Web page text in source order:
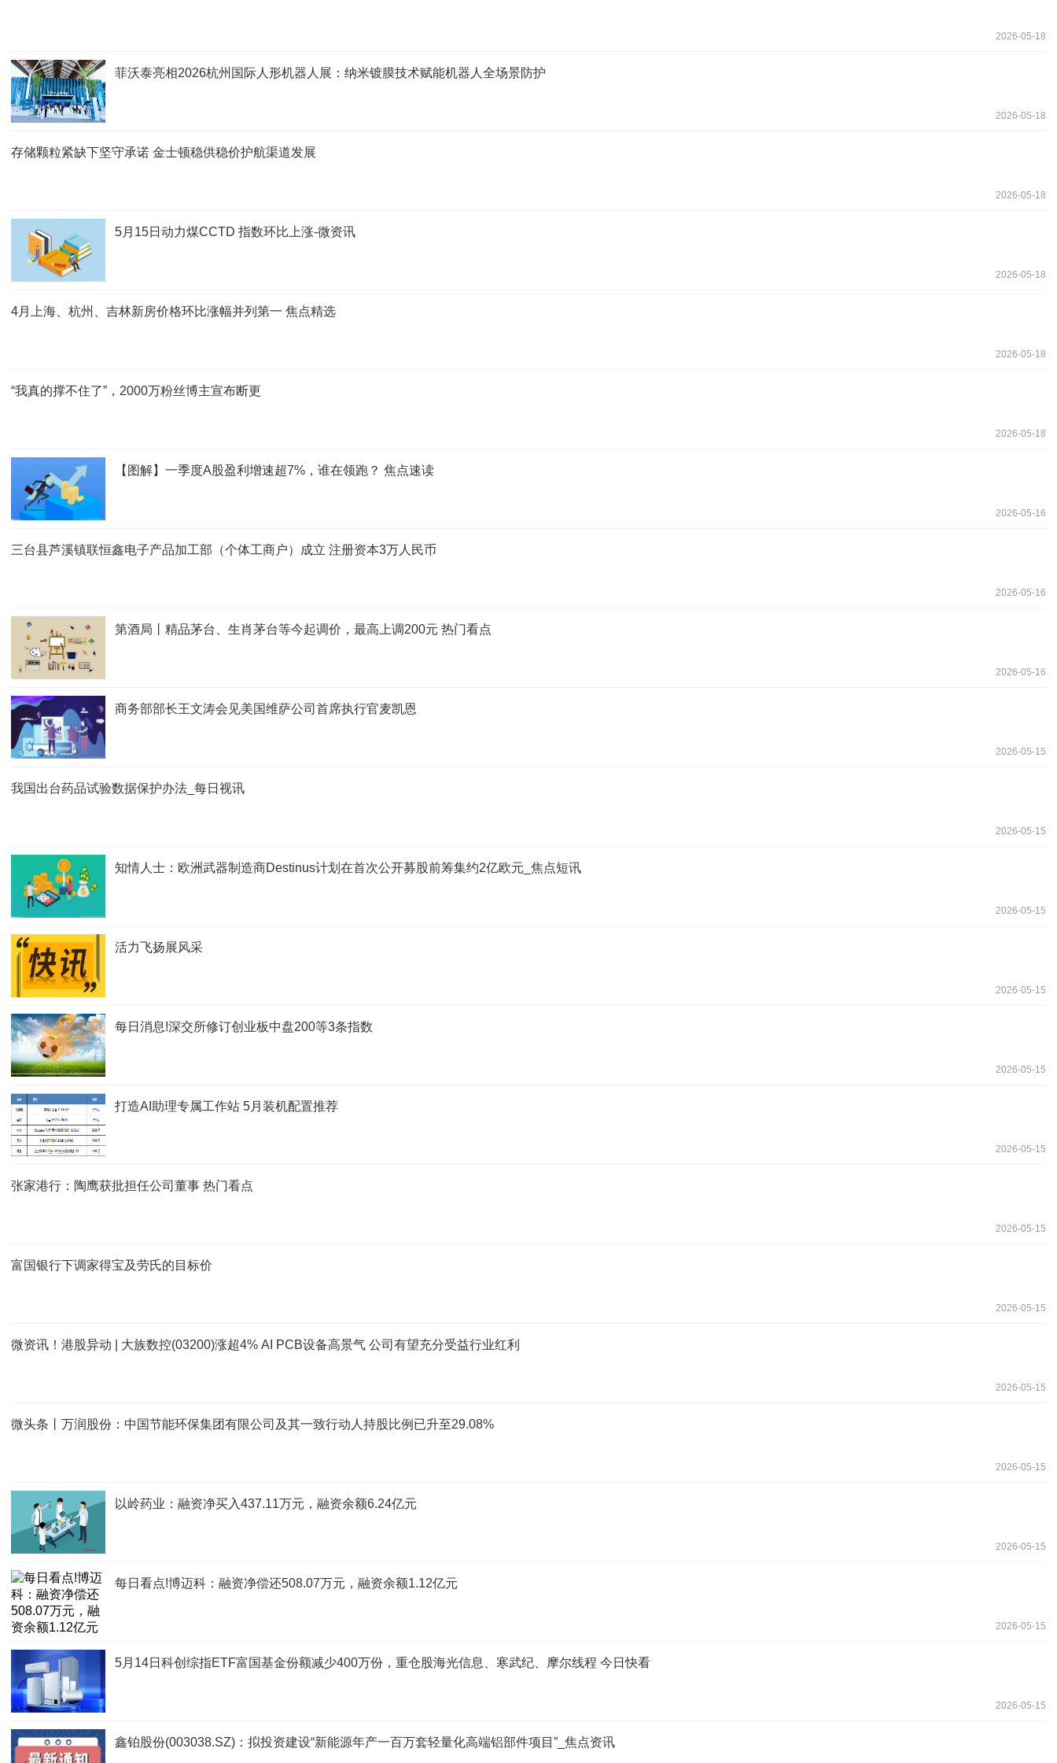
2026-05-18
菲沃泰亮相2026杭州国际人形机器人展：纳米镀膜技术赋能机器人全场景防护
2026-05-18
存储颗粒紧缺下坚守承诺 金士顿稳供稳价护航渠道发展
2026-05-18
5月15日动力煤CCTD 指数环比上涨-微资讯
2026-05-18
4月上海、杭州、吉林新房价格环比涨幅并列第一 焦点精选
2026-05-18
“我真的撑不住了”，2000万粉丝博主宣布断更
2026-05-18
【图解】一季度A股盈利增速超7%，谁在领跑？ 焦点速读
2026-05-16
三台县芦溪镇联恒鑫电子产品加工部（个体工商户）成立 注册资本3万人民币
2026-05-16
第酒局丨精品茅台、生肖茅台等今起调价，最高上调200元 热门看点
2026-05-16
商务部部长王文涛会见美国维萨公司首席执行官麦凯恩
2026-05-15
我国出台药品试验数据保护办法_每日视讯
2026-05-15
知情人士：欧洲武器制造商Destinus计划在首次公开募股前筹集约2亿欧元_焦点短讯
2026-05-15
活力飞扬展风采
2026-05-15
每日消息!深交所修订创业板中盘200等3条指数
2026-05-15
打造AI助理专属工作站 5月装机配置推荐
2026-05-15
张家港行：陶鹰获批担任公司董事 热门看点
2026-05-15
富国银行下调家得宝及劳氏的目标价
2026-05-15
微资讯！港股异动 | 大族数控(03200)涨超4% AI PCB设备高景气 公司有望充分受益行业红利
2026-05-15
微头条丨万润股份：中国节能环保集团有限公司及其一致行动人持股比例已升至29.08%
2026-05-15
以岭药业：融资净买入437.11万元，融资余额6.24亿元
2026-05-15
每日看点!博迈科：融资净偿还508.07万元，融资余额1.12亿元
2026-05-15
5月14日科创综指ETF富国基金份额减少400万份，重仓股海光信息、寒武纪、摩尔线程 今日快看
2026-05-15
鑫铂股份(003038.SZ)：拟投资建设“新能源年产一百万套轻量化高端铝部件项目”_焦点资讯